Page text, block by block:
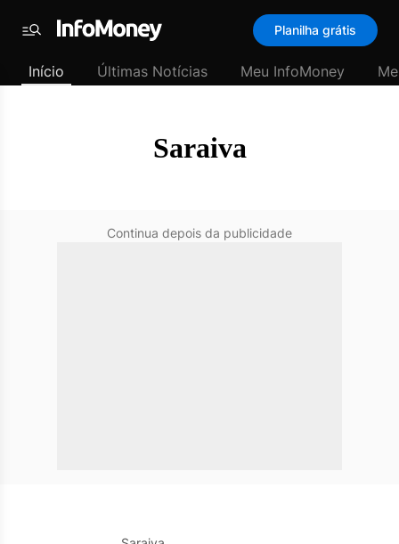
Padrão
Últimas
Menu
Planilha grátis
Início Últimas Notícias Meu InfoMoney
Saraiva
Continua depois da publicidade